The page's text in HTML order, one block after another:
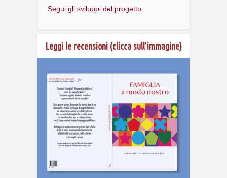
Segui gli sviluppi del progetto
Leggi le recensioni (clicca sull’immagine)